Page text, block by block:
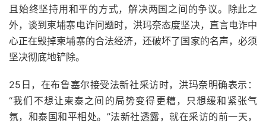
且始终坚持用和平的方式，解决两国之间的争议。除此之
外，谈到柬埔寨电诈问题时，洪玛奈态度坚决，直言电诈中
心正在毁掉柬埔寨的合法经济，还破坏了国家的名声，必须
坚决彻底地铲除。
25日，在布鲁塞尔接受法新社采访时，洪玛奈明确表示：
“我们不想让柬泰之间的局势变得更糟，只想缓和紧张气
氛，和泰国和平相处。”法新社透露，就在采访的前一天，